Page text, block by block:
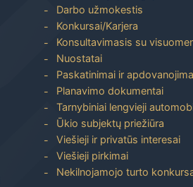
Darbo užmokestis
Konkursai/Karjera
Konsultavimasis su
Nuostatai
Paskatinimai ir
Planavimo dokumentai
Tarnybiniai lengvieji
Ūkio subjektų priežiūra
Viešieji ir privatūs interesai
Viešieji pirkimai
Nekilnojamojo turto